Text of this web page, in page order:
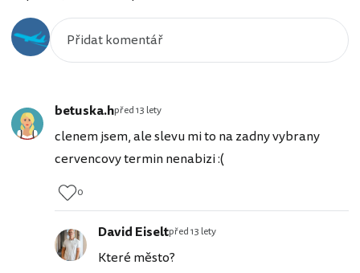
betuska.hpřed 13 lety
clenem jsem, ale slevu mi to na zadny vybrany
cervencovy termin nenabizi :(
0
David Eiseltpřed 13 lety
Které město?